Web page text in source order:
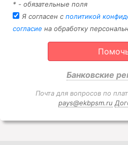
* - обязательные поля
Я согласен с политикой
согласие на обработку
Банковские
Почта для вопросов по
pays@ekbpsm.ru